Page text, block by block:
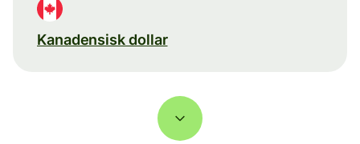
Kanadensisk dollar